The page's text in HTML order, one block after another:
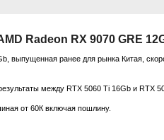
Radeon RX 9070 GRE
выпущенная ранее для рынка Китая,
между RTX 5060 Ti 16Gb и RTX
от 60К включая пошлину.